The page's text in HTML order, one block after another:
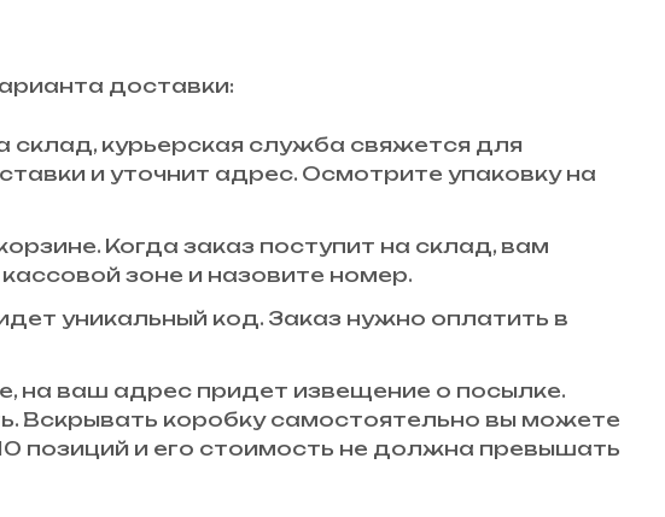
доставки:
склад, курьерская служба свяжется для
и уточнит адрес. Осмотрите упаковку на
Когда заказ поступит на склад, вам
зоне и назовите номер.
уникальный код. Заказ нужно оплатить в
на ваш адрес придет извещение о посылке.
Вскрывать коробку самостоятельно вы можете
позиций и его стоимость не должна превышать